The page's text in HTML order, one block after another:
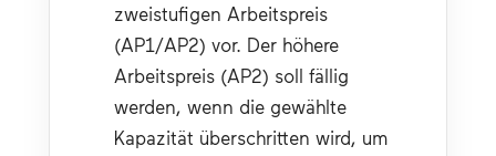
zweistufigen Arbeitspreis
(AP1/AP2) vor. Der höhere
Arbeitspreis (AP2) soll fällig
werden, wenn die gewählte
Kapazität überschritten wird, um